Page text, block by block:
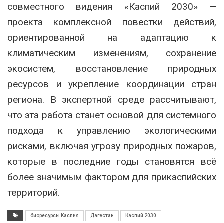
совместного видения «Каспий 2030» —
проекта комплексной повестки действий,
ориентированной на адаптацию к
климатическим изменениям, сохранение
экосистем, восстановление природных
ресурсов и укрепление координации стран
региона. В экспертной среде рассчитывают,
что эта работа станет основой для системного
подхода к управлению экологическими
рисками, включая угрозу природных пожаров,
которые в последние годы становятся всё
более значимым фактором для прикаспийских
территорий.
биоресурсы Каспия Дагестан Каспий 2030